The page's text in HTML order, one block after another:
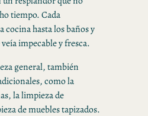
tiempo. Cada
cocina hasta los baños y
impecable y fresca.
general, también
como la
la limpieza de
de muebles tapizados.